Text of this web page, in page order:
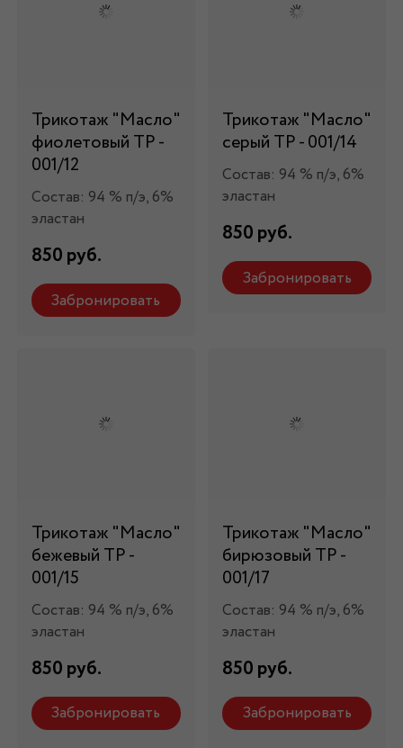
Трикотаж "Масло"
фиолетовый ТР -
001/12
Состав: 94 % п/э, 6%
эластан
850 руб.
Забронировать
Трикотаж "Масло"
серый ТР - 001/14
Состав: 94 % п/э, 6%
эластан
850 руб.
Забронировать
Трикотаж "Масло"
бежевый ТР -
001/15
Состав: 94 % п/э, 6%
эластан
850 руб.
Забронировать
Трикотаж "Масло"
бирюзовый ТР -
001/17
Состав: 94 % п/э, 6%
эластан
850 руб.
Забронировать